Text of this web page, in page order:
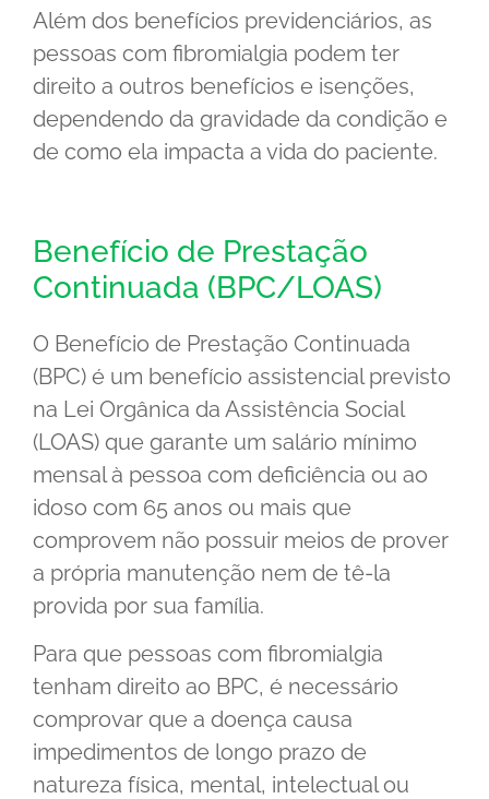
Além dos benefícios previdenciários, as
pessoas com fibromialgia podem ter
direito a outros benefícios e isenções,
dependendo da gravidade da condição e
de como ela impacta a vida do paciente.
Benefício de Prestação
Continuada (BPC/LOAS)
O Benefício de Prestação Continuada
(BPC) é um benefício assistencial previsto
na Lei Orgânica da Assistência Social
(LOAS) que garante um salário mínimo
mensal à pessoa com deficiência ou ao
idoso com 65 anos ou mais que
comprovem não possuir meios de prover
a própria manutenção nem de tê-la
provida por sua família.
Para que pessoas com fibromialgia
tenham direito ao BPC, é necessário
comprovar que a doença causa
impedimentos de longo prazo de
natureza física, mental, intelectual ou